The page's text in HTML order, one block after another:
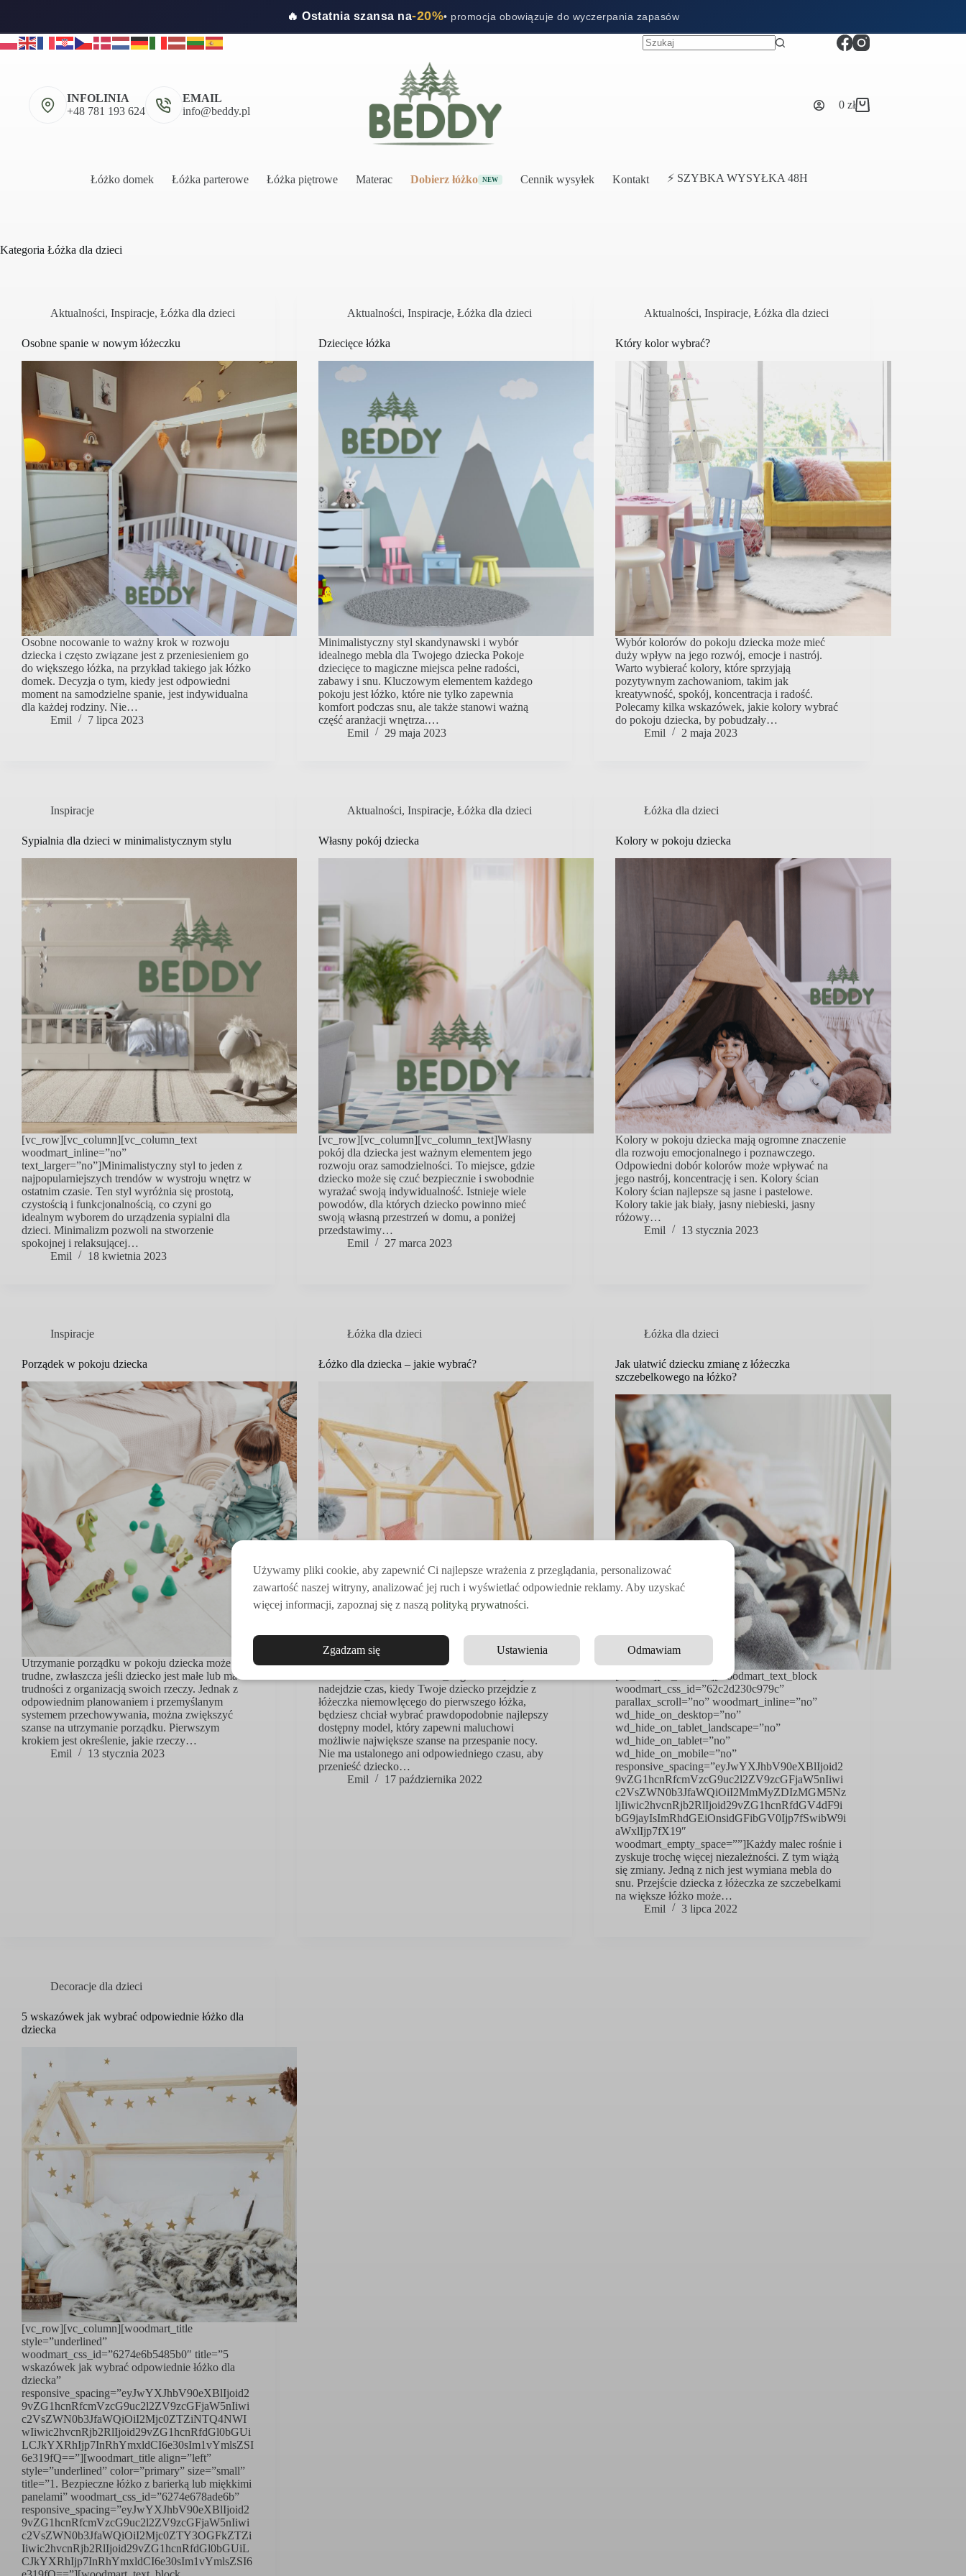
🔥 Ostatnia szansa na-20%• promocja obowiązuje do wyczerpania zapasów
Przejdź
do
INFOLINIA
+48 781 193 624
EMAIL
info@beddy.pl
Koszyk
0 zł
Łóżko domek Łóżka parterowe Łóżka piętrowe Materac Dobierz łóżko NEW Cennik wysyłek Kontakt ⚡ SZYBKA WYSYŁKA 48H
Kategoria Łóżka dla dzieci
Aktualności, Inspiracje, Łóżka dla dzieci
Osobne spanie w nowym łóżeczku
Osobne nocowanie to ważny krok w rozwoju
dziecka i często związane jest z przeniesieniem go
do większego łóżka, na przykład takiego jak łóżko
domek. Decyzja o tym, kiedy jest odpowiedni
moment na samodzielne spanie, jest indywidualna
dla każdej rodziny. Nie…
Emil
7 lipca 2023
Aktualności,Inspiracje,Łóżka dla dzieci
Dziecięce łóżka
Minimalistyczny styl skandynawski i wybór
idealnego mebla dla Twojego dziecka Pokoje
dziecięce to magiczne miejsca pełne radości,
zabawy i snu. Kluczowym elementem każdego
pokoju jest łóżko, które nie tylko zapewnia
komfort podczas snu, ale także stanowi ważną
część aranżacji wnętrza.…
Emil
29 maja 2023
Aktualności,Inspiracje,Łóżka dla dzieci
Który kolor wybrać?
Wybór kolorów do pokoju dziecka może mieć
duży wpływ na jego rozwój, emocje i nastrój.
Warto wybierać kolory, które sprzyjają
pozytywnym zachowaniom, takim jak
kreatywność, spokój, koncentracja i radość.
Polecamy kilka wskazówek, jakie kolory wybrać
do pokoju dziecka, by pobudzały…
Emil
2 maja 2023
Inspiracje
Sypialnia dla dzieci w minimalistycznym stylu
[vc_row][vc_column][vc_column_text
woodmart_inline=”no”
text_larger=”no”]Minimalistyczny styl to jeden z
najpopularniejszych trendów w wystroju wnętrz w
ostatnim czasie. Ten styl wyróżnia się prostotą,
czystością i funkcjonalnością, co czyni go
idealnym wyborem do urządzenia sypialni dla
dzieci. Minimalizm pozwoli na stworzenie
spokojnej i relaksującej…
Emil
18 kwietnia 2023
Aktualności,Inspiracje,Łóżka dla dzieci
Własny pokój dziecka
[vc_row][vc_column][vc_column_text]Własny
pokój dla dziecka jest ważnym elementem jego
rozwoju oraz samodzielności. To miejsce, gdzie
dziecko może się czuć bezpiecznie i swobodnie
wyrażać swoją indywidualność. Istnieje wiele
powodów, dla których dziecko powinno mieć
swoją własną przestrzeń w domu, a poniżej
przedstawimy…
Emil
27 marca 2023
Łóżka dla dzieci
Kolory w pokoju dziecka
Kolory w pokoju dziecka mają ogromne znaczenie
dla rozwoju emocjonalnego i poznawczego.
Odpowiedni dobór kolorów może wpływać na
jego nastrój, koncentrację i sen. Kolory ścian
Kolory ścian najlepsze są jasne i pastelowe.
Kolory takie jak biały, jasny niebieski, jasny
różowy…
Emil
13 stycznia 2023
Inspiracje
Porządek w pokoju dziecka
Utrzymanie porządku w pokoju dziecka może być
trudne, zwłaszcza jeśli dziecko jest małe lub ma
trudności z organizacją swoich rzeczy. Jednak z
odpowiednim planowaniem i przemyślanym
systemem przechowywania, można zwiększyć
szanse na utrzymanie porządku. Pierwszym
krokiem jest określenie, jakie rzeczy…
Emil
13 stycznia 2023
Łóżka dla dzieci
Łóżko dla dziecka – jakie wybrać?
[vc_row][vc_column][vc_column_text
nadejdzie czas, kiedy Twoje dziecko przejdzie z
łóżeczka niemowlęcego do pierwszego łóżka,
będziesz chciał wybrać prawdopodobnie najlepszy
dostępny model, który zapewni maluchowi
możliwie największe szanse na przespanie nocy.
Nie ma ustalonego ani odpowiedniego czasu, aby
przenieść dziecko…
Emil
17 października 2022
Łóżka dla dzieci
Jak ułatwić dziecku zmianę z łóżeczka
szczebelkowego na łóżko?
[vc_row][vc_column][woodmart_text_block
woodmart_css_id=”62c2d230c979c”
parallax_scroll=”no” woodmart_inline=”no”
wd_hide_on_desktop=”no”
wd_hide_on_tablet_landscape=”no”
wd_hide_on_tablet=”no”
wd_hide_on_mobile=”no”
responsive_spacing=”eyJwYXJhbV90eXBlIjoid2
9vZG1hcnRfcmVzcG9uc2l2ZV9zcGFjaW5nIiwi
c2VsZWN0b3JfaWQiOiI2MmMyZDIzMGM5Nz
ljIiwic2hvcnRjb2RlIjoid29vZG1hcnRfdGV4dF9i
bG9jayIsImRhdGEiOnsidGFibGV0Ijp7fSwibW9i
aWxlIjp7fX19″
woodmart_empty_space=””]Każdy malec rośnie i
zyskuje trochę więcej niezależności. Z tym wiążą
się zmiany. Jedną z nich jest wymiana mebla do
snu. Przejście dziecka z łóżeczka ze szczebelkami
na większe łóżko może…
Emil
3 lipca 2022
Decoracje dla dzieci
5 wskazówek jak wybrać odpowiednie łóżko dla
dziecka
[vc_row][vc_column][woodmart_title
style=”underlined”
woodmart_css_id=”6274e6b5485b0″ title=”5
wskazówek jak wybrać odpowiednie łóżko dla
dziecka”
responsive_spacing=”eyJwYXJhbV90eXBlIjoid2
9vZG1hcnRfcmVzcG9uc2l2ZV9zcGFjaW5nIiwi
c2VsZWN0b3JfaWQiOiI2Mjc0ZTZiNTQ4NWI
wIiwic2hvcnRjb2RlIjoid29vZG1hcnRfdGl0bGUi
LCJkYXRhIjp7InRhYmxldCI6e30sIm1vYmlsZSI
6e319fQ==”][woodmart_title align=”left”
style=”underlined” color=”primary” size=”small”
title=”1. Bezpieczne łóżko z barierką lub miękkimi
panelami” woodmart_css_id=”6274e678ade6b”
responsive_spacing=”eyJwYXJhbV90eXBlIjoid2
9vZG1hcnRfcmVzcG9uc2l2ZV9zcGFjaW5nIiwi
c2VsZWN0b3JfaWQiOiI2Mjc0ZTY3OGFkZTZi
Iiwic2hvcnRjb2RlIjoid29vZG1hcnRfdGl0bGUiL
CJkYXRhIjp7InRhYmxldCI6e30sIm1vYmlsZSI6
Używamy pliki cookie, aby zapewnić Ci najlepsze wrażenia z przeglądania, personalizować
zawartość naszej witryny, analizować jej ruch i wyświetlać odpowiednie reklamy. Aby uzyskać
więcej informacji, zapoznaj się z naszą polityką prywatności.
Zgadzam się Ustawienia Odmawiam